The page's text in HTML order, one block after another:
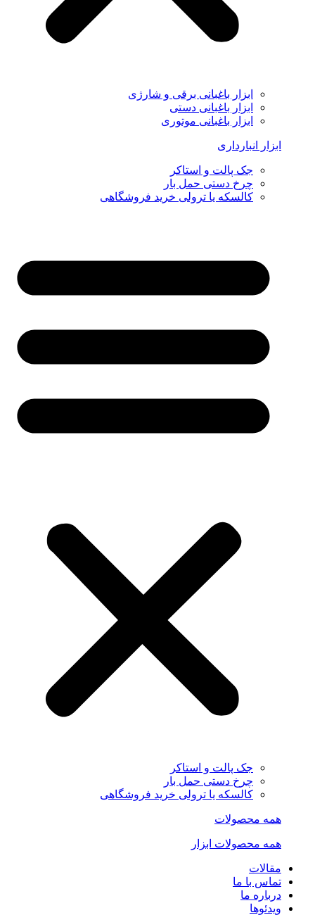
ابزار باغبانی برقی و شارژی
ابزار باغبانی دستی
ابزار باغبانی موتوری
ابزار انبارداری
جک پالت و استاکر
چرخ دستی حمل بار
کالسکه یا ترولی خرید فروشگاهی
جک پالت و استاکر
چرخ دستی حمل بار
کالسکه یا ترولی خرید فروشگاهی
همه محصولات
همه محصولات ابزار
مقالات
تماس با ما
درباره ما
ویدئوها